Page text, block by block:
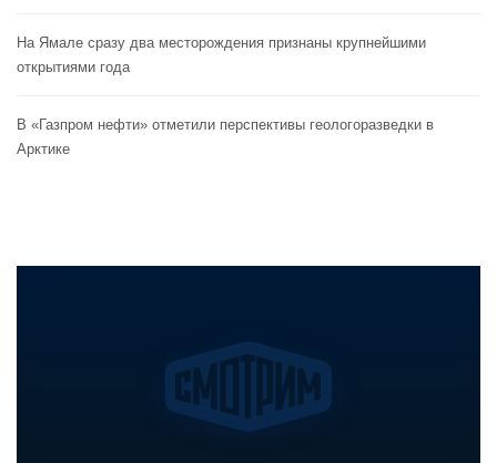
На Ямале сразу два месторождения признаны крупнейшими
открытиями года
В «Газпром нефти» отметили перспективы геологоразведки в
Арктике